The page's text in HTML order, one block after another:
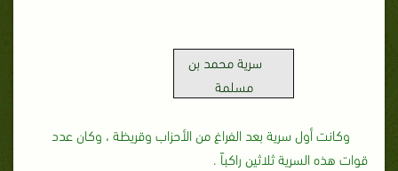
سرية محمد بن
مسلمة
وكانت أول سرية بعد الفراغ من الأحزاب وقريظة ، وكان عدد
قوات هذه السرية ثلاثين راكباً‏ .‏